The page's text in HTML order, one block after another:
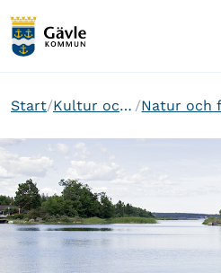
Start Kultur och fritid